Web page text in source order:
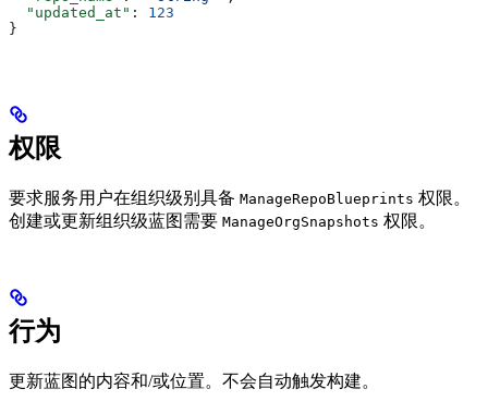
  "updated_at"
: 123
}
权限
要求服务用户在组织级别具备 ManageRepoBlueprints 权限。
创建或更新组织级蓝图需要 ManageOrgSnapshots 权限。
行为
更新蓝图的内容和/或位置。不会自动触发构建。